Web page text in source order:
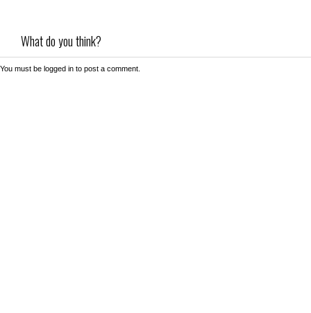
What do you think?
You must be logged in to post a comment.